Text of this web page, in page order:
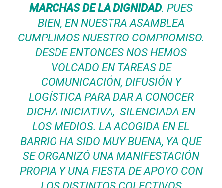
MARCHAS DE LA DIGNIDAD. PUES
BIEN, EN NUESTRA ASAMBLEA
CUMPLIMOS NUESTRO COMPROMISO.
DESDE ENTONCES NOS HEMOS
VOLCADO EN TAREAS DE
COMUNICACIÓN, DIFUSIÓN Y
LOGÍSTICA PARA DAR A CONOCER
DICHA INICIATIVA, SILENCIADA EN
LOS MEDIOS. LA ACOGIDA EN EL
BARRIO HA SIDO MUY BUENA, YA QUE
SE ORGANIZÓ UNA MANIFESTACIÓN
PROPIA Y UNA FIESTA DE APOYO CON